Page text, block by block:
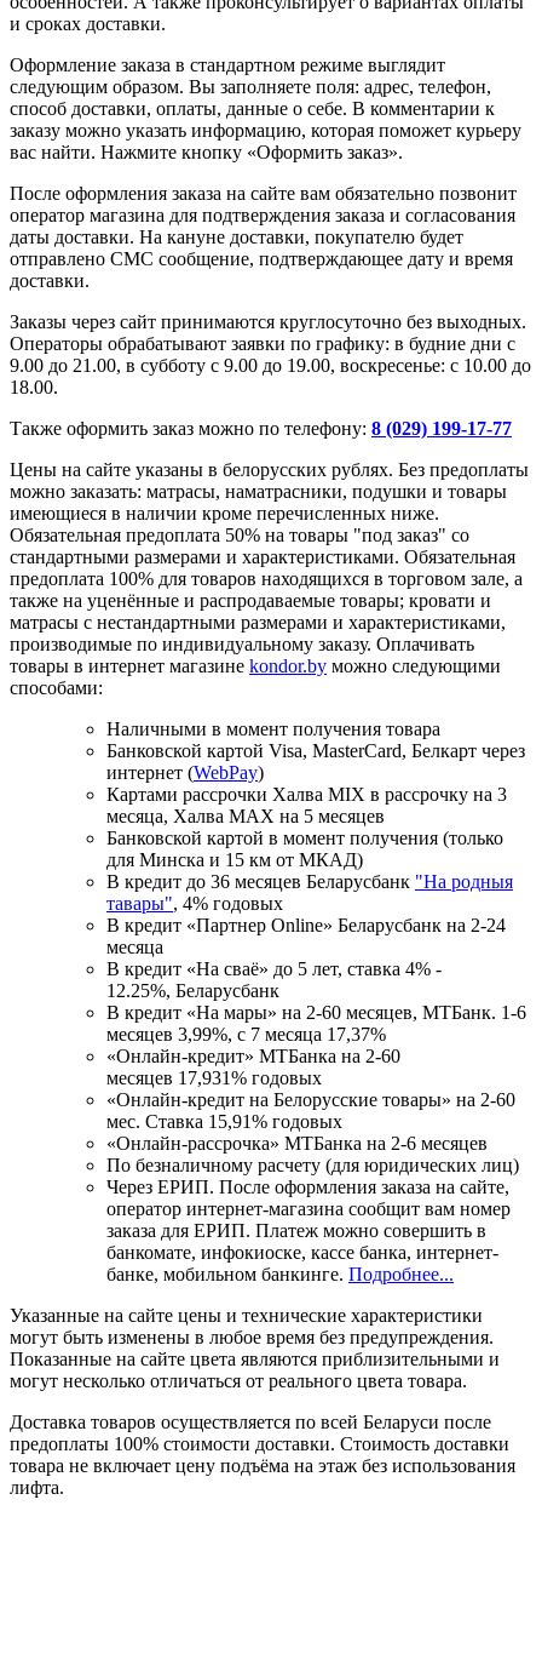
и сроках доставки.
Оформление заказа в стандартном режиме выглядит
следующим образом. Вы заполняете поля: адрес, телефон,
способ доставки, оплаты, данные о себе. В комментарии к
заказу можно указать информацию, которая поможет курьеру
вас найти. Нажмите кнопку «Оформить заказ».
После оформления заказа на сайте вам обязательно позвонит
оператор магазина для подтверждения заказа и согласования
даты доставки. На кануне доставки, покупателю будет
отправлено СМС сообщение, подтверждающее дату и время
доставки.
Заказы через сайт принимаются круглосуточно без выходных.
Операторы обрабатывают заявки по графику: в будние дни с
9.00 до 21.00, в субботу с 9.00 до 19.00, воскресенье: с 10.00 до
18.00.
Также оформить заказ можно по телефону: 8 (029) 199-17-77
Цены на сайте указаны в белорусских рублях. Без предоплаты
можно заказать: матрасы, наматрасники, подушки и товары
имеющиеся в наличии кроме перечисленных ниже.
Обязательная предоплата 50% на товары "под заказ" со
стандартными размерами и характеристиками. Обязательная
предоплата 100% для товаров находящихся в торговом зале, а
также на уценённые и распродаваемые товары; кровати и
матрасы с нестандартными размерами и характеристиками,
производимые по индивидуальному заказу. Оплачивать
товары в интернет магазине kondor.by можно следующими
способами:
Наличными в момент получения товара
Банковской картой Visa, MasterCard, Белкарт через
интернет (WebPay)
Картами рассрочки Халва MIX в рассрочку на 3
месяца, Халва MАХ на 5 месяцев
Банковской картой в момент получения (только
для Минска и 15 км от МКАД)
В кредит до 36 месяцев Беларусбанк "На родныя
тавары", 4% годовых
В кредит «Партнер Online» Беларусбанк на 2-24
месяца
В кредит «На сваё» до 5 лет, ставка 4% -
12.25%, Беларусбанк
В кредит «На мары» на 2-60 месяцев, МТБанк. 1-6
месяцев 3,99%, с 7 месяца 17,37%
«Онлайн-кредит» МТБанка на 2-60
месяцев 17,931% годовых
«Онлайн-кредит на Белорусские товары» на 2-60
мес. Ставка 15,91% годовых
«Онлайн-рассрочка» МТБанка на 2-6 месяцев
По безналичному расчету (для юридических лиц)
Через ЕРИП. После оформления заказа на сайте,
оператор интернет-магазина сообщит вам номер
заказа для ЕРИП. Платеж можно совершить в
банкомате, инфокиоске, кассе банка, интернет-
банке, мобильном банкинге. Подробнее...
Указанные на сайте цены и технические характеристики
могут быть изменены в любое время без предупреждения.
Показанные на сайте цвета являются приблизительными и
могут несколько отличаться от реального цвета товара.
Доставка товаров осуществляется по всей Беларуси после
предоплаты 100% стоимости доставки. Стоимость доставки
товара не включает цену подъёма на этаж без использования
лифта.